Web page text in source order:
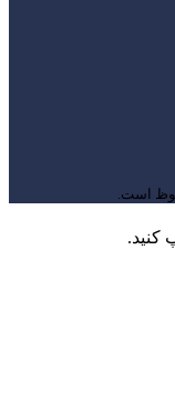
است.
کنید.